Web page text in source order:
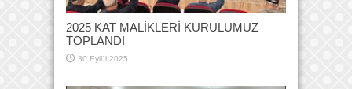
2025 KAT MALİKLERİ KURULUMUZ
TOPLANDI
30 Eylül 2025